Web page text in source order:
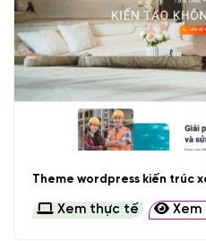
Theme wordpress kiến trúc
Xem thực tế Xem